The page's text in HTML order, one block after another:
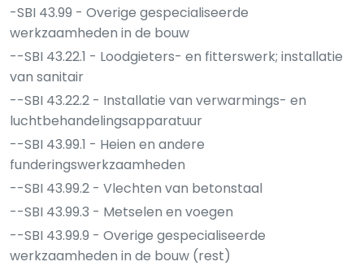
-SBI 43.99 - Overige gespecialiseerde
werkzaamheden in de bouw
--SBI 43.22.1 - Loodgieters- en fitterswerk; installatie
van sanitair
--SBI 43.22.2 - Installatie van verwarmings- en
luchtbehandelingsapparatuur
--SBI 43.99.1 - Heien en andere
funderingswerkzaamheden
--SBI 43.99.2 - Vlechten van betonstaal
--SBI 43.99.3 - Metselen en voegen
--SBI 43.99.9 - Overige gespecialiseerde
werkzaamheden in de bouw (rest)